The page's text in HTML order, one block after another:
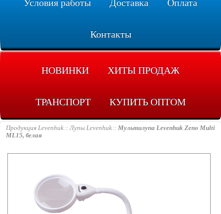
Условия работы Доставка Оплата
Контакты
НОВИНКИ ХИТЫ ПРОДАЖ
ТРАНСПОРТ КУПИТЬ ОПТОМ
Продукция Levenhuk Лупы Levenhuk
Мультилупа Levenhuk Zeno Multi
ML15, белая